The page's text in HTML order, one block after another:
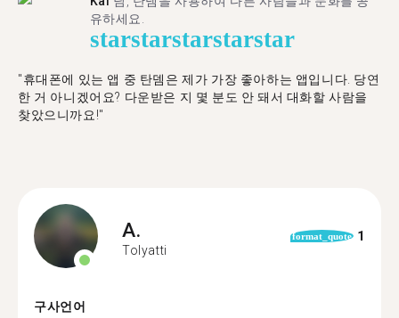
유하세요.
starstarstarstarstar
"휴대폰에 있는 앱 중 탄뎀은 제가 가장 좋아하는 앱입니다. 당연
한 거 아니겠어요? 다운받은 지 몇 분도 안 돼서 대화할 사람을
찾았으니까요!"
A.
Tolyatti
format_quote 1
구사언어